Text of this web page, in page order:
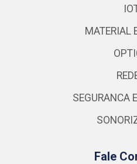
MATERIAL
SEGURANCA
Fale